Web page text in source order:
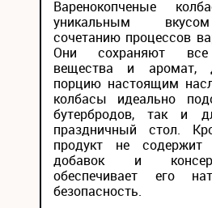
Варенокопченые
уникальным
сочетанию процессов
Они сохраняют все
вещества и аромат,
порцию настоящим
колбасы идеально
бутербродов, так и
праздничный стол.
продукт не содержит
добавок и
обеспечивает его
безопасность.